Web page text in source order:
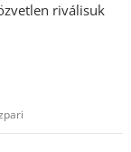
riválisuk